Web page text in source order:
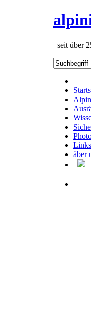
seit über
Links
äber